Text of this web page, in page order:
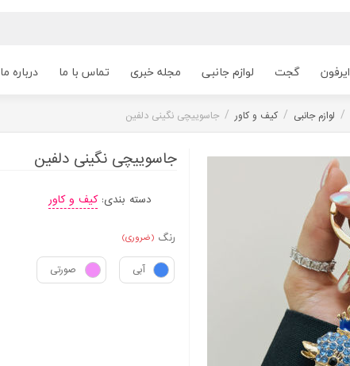
ایرفون گجت لوازم جانبی مجله خبری تماس با ما درباره ما
/ لوازم جانبی / کیف و کاور / جاسوییچی نگینی دلفین
جاسوییچی نگینی دلفین
دسته بندی: کیف و کاور
رنگ (ضروری)
آبی صورتی